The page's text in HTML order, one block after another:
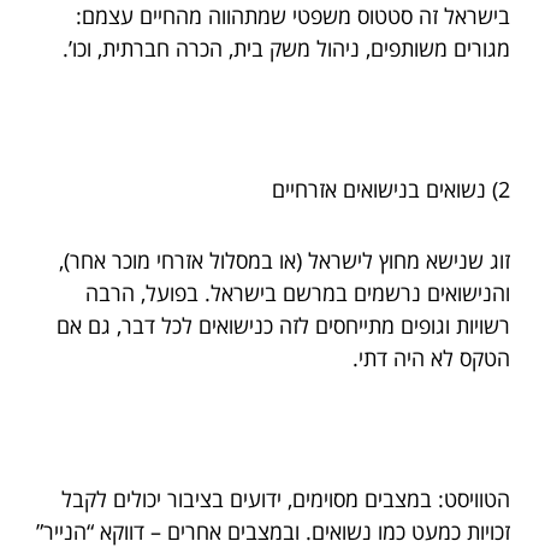
בישראל זה סטטוס משפטי שמתהווה מהחיים עצמם:
מגורים משותפים, ניהול משק בית, הכרה חברתית, וכו’.
2) נשואים בנישואים אזרחיים
זוג שנישא מחוץ לישראל (או במסלול אזרחי מוכר אחר),
והנישואים נרשמים במרשם בישראל. בפועל, הרבה
רשויות וגופים מתייחסים לזה כנישואים לכל דבר, גם אם
הטקס לא היה דתי.
הטוויסט: במצבים מסוימים, ידועים בציבור יכולים לקבל
זכויות כמעט כמו נשואים. ובמצבים אחרים – דווקא “הנייר”